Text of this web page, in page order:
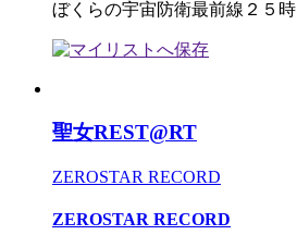
ぼくらの宇宙防衛最前線２５時
聖女REST@RT
ZEROSTAR RECORD
ZEROSTAR RECORD